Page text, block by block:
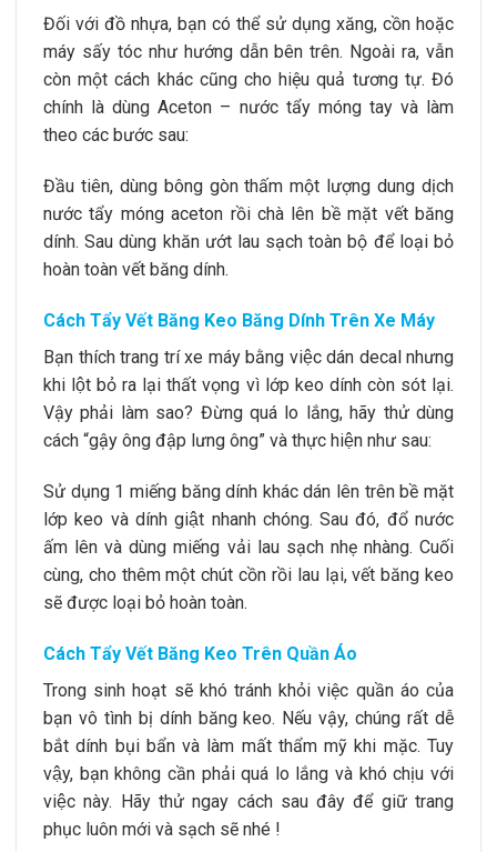
Đối với đồ nhựa, bạn có thể sử dụng xăng, cồn hoặc
máy sấy tóc như hướng dẫn bên trên. Ngoài ra, vẫn
còn một cách khác cũng cho hiệu quả tương tự. Đó
chính là dùng Aceton – nước tẩy móng tay và làm
theo các bước sau:
Đầu tiên, dùng bông gòn thấm một lượng dung dịch
nước tẩy móng aceton rồi chà lên bề mặt vết băng
dính. Sau dùng khăn ướt lau sạch toàn bộ để loại bỏ
hoàn toàn vết băng dính.
Cách Tẩy Vết Băng Keo Băng Dính Trên Xe Máy
Bạn thích trang trí xe máy bằng việc dán decal nhưng
khi lột bỏ ra lại thất vọng vì lớp keo dính còn sót lại.
Vậy phải làm sao? Đừng quá lo lắng, hãy thử dùng
cách “gậy ông đập lưng ông” và thực hiện như sau:
Sử dụng 1 miếng băng dính khác dán lên trên bề mặt
lớp keo và dính giật nhanh chóng. Sau đó, đổ nước
ấm lên và dùng miếng vải lau sạch nhẹ nhàng. Cuối
cùng, cho thêm một chút cồn rồi lau lại, vết băng keo
sẽ được loại bỏ hoàn toàn.
Cách Tẩy Vết Băng Keo Trên Quần Áo
Trong sinh hoạt sẽ khó tránh khỏi việc quần áo của
bạn vô tình bị dính băng keo. Nếu vậy, chúng rất dễ
bắt dính bụi bẩn và làm mất thẩm mỹ khi mặc. Tuy
vậy, bạn không cần phải quá lo lắng và khó chịu với
việc này. Hãy thử ngay cách sau đây để giữ trang
phục luôn mới và sạch sẽ nhé !